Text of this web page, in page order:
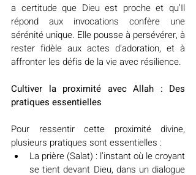
a certitude que Dieu est proche et qu’Il
répond aux invocations confère une
sérénité unique. Elle pousse à persévérer, à
rester fidèle aux actes d’adoration, et à
affronter les défis de la vie avec résilience.
Cultiver la proximité avec Allah : Des
pratiques essentielles
Pour ressentir cette proximité divine,
plusieurs pratiques sont essentielles :
La prière (Salat) : l’instant où le croyant
se tient devant Dieu, dans un dialogue